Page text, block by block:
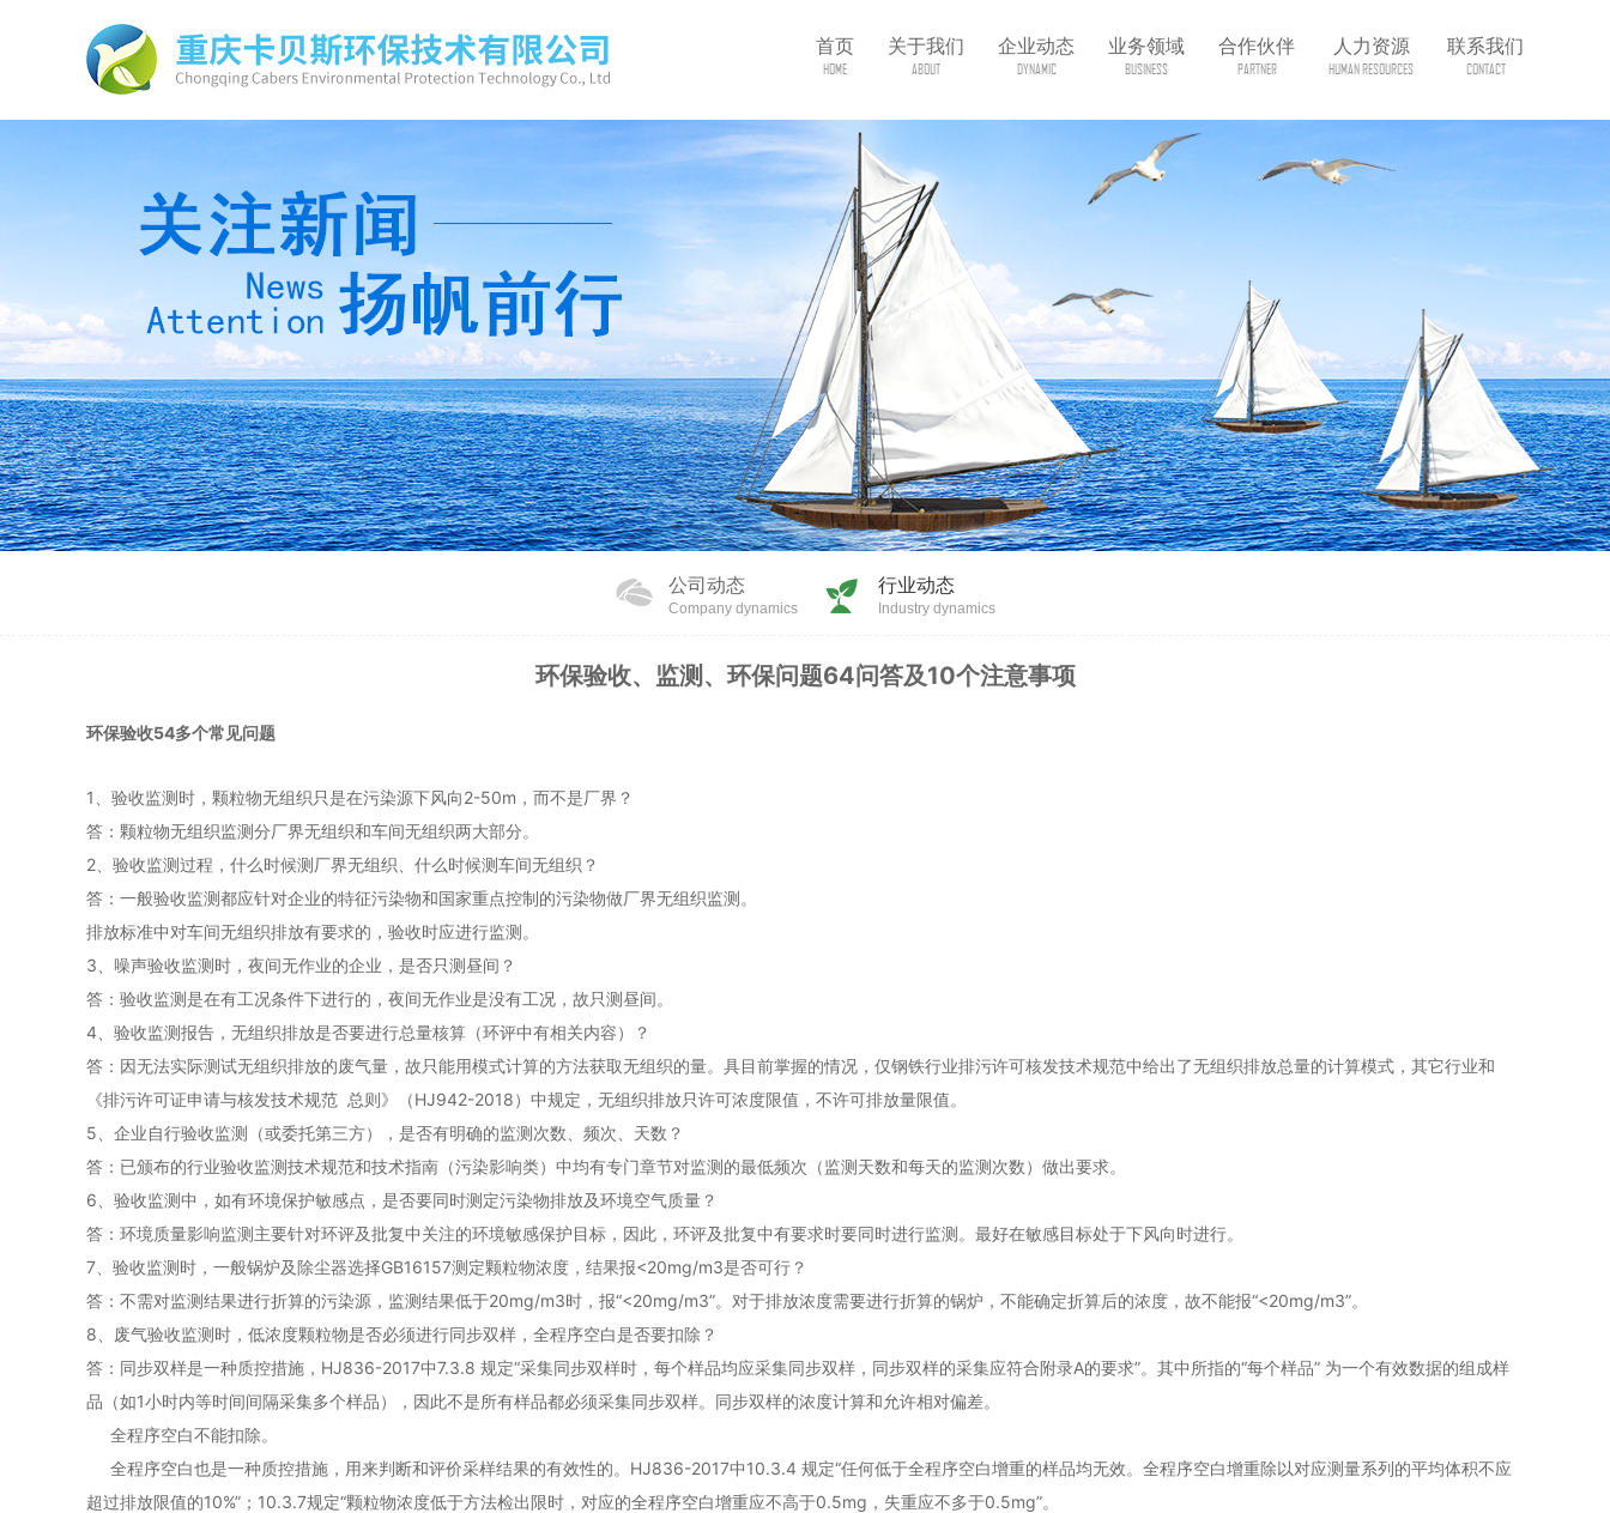
首页
HOME
关于我们
ABOUT
企业动态
DYNAMIC
业务领域
BUSINESS
合作伙伴
PARTNER
人力资源
HUMAN RESOURCES
联系我们
CONTACT
公司动态
Company dynamics
行业动态
Industry dynamics
环保验收、监测、环保问题64问答及10个注意事项
环保验收54多个常见问题
1、验收监测时，颗粒物无组织只是在污染源下风向2-50m，而不是厂界？
答：颗粒物无组织监测分厂界无组织和车间无组织两大部分。
2、验收监测过程，什么时候测厂界无组织、什么时候测车间无组织？
答：一般验收监测都应针对企业的特征污染物和国家重点控制的污染物做厂界无组织监测。
排放标准中对车间无组织排放有要求的，验收时应进行监测。
3、噪声验收监测时，夜间无作业的企业，是否只测昼间？
答：验收监测是在有工况条件下进行的，夜间无作业是没有工况，故只测昼间。
4、验收监测报告，无组织排放是否要进行总量核算（环评中有相关内容）？
答：因无法实际测试无组织排放的废气量，故只能用模式计算的方法获取无组织的量。具目前掌握的情况，仅钢铁行业排污许可核发技术规范中给出了无组织排放总量的计算模式，其它行业和
《排污许可证申请与核发技术规范 总则》（HJ942-2018）中规定，无组织排放只许可浓度限值，不许可排放量限值。
5、企业自行验收监测（或委托第三方），是否有明确的监测次数、频次、天数？
答：已颁布的行业验收监测技术规范和技术指南（污染影响类）中均有专门章节对监测的最低频次（监测天数和每天的监测次数）做出要求。
6、验收监测中，如有环境保护敏感点，是否要同时测定污染物排放及环境空气质量？
答：环境质量影响监测主要针对环评及批复中关注的环境敏感保护目标，因此，环评及批复中有要求时要同时进行监测。最好在敏感目标处于下风向时进行。
7、验收监测时，一般锅炉及除尘器选择GB16157测定颗粒物浓度，结果报<20mg/m3是否可行？
答：不需对监测结果进行折算的污染源，监测结果低于20mg/m3时，报“<20mg/m3”。对于排放浓度需要进行折算的锅炉，不能确定折算后的浓度，故不能报“<20mg/m3”。
8、废气验收监测时，低浓度颗粒物是否必须进行同步双样，全程序空白是否要扣除？
答：同步双样是一种质控措施，HJ836-2017中7.3.8 规定“采集同步双样时，每个样品均应采集同步双样，同步双样的采集应符合附录A的要求”。其中所指的“每个样品” 为一个有效数据的组成样
品（如1小时内等时间间隔采集多个样品），因此不是所有样品都必须采集同步双样。同步双样的浓度计算和允许相对偏差。
全程序空白不能扣除。
全程序空白也是一种质控措施，用来判断和评价采样结果的有效性的。HJ836-2017中10.3.4 规定“任何低于全程序空白增重的样品均无效。全程序空白增重除以对应测量系列的平均体积不应
超过排放限值的10%”；10.3.7规定“颗粒物浓度低于方法检出限时，对应的全程序空白增重应不高于0.5mg，失重应不多于0.5mg”。